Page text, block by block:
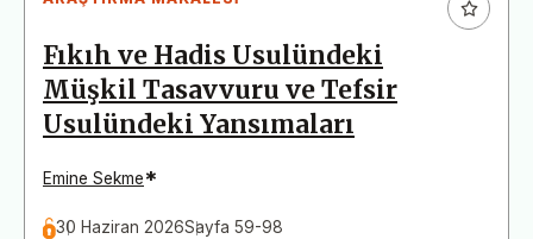
Fıkıh ve Hadis Usulündeki
Müşkil Tasavvuru ve Tefsir
Usulündeki Yansımaları
Emine Sekme*
30 Haziran 2026Sayfa 59-98